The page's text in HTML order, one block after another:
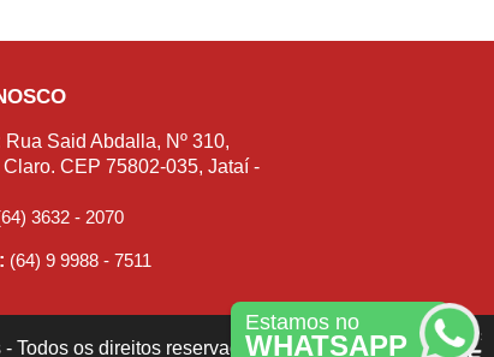
Estamos no
WHATSAPP
Rua Said Abdalla, Nº 310,
CEP 75802-035, Jataí -
3632 - 2070
(64) 9 9988 - 7511
Todos os direitos reservados